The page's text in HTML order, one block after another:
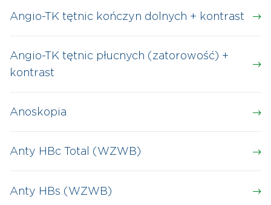
Angio-TK tętnic kończyn dolnych + kontrast
Angio-TK tętnic płucnych (zatorowość) +
kontrast
Anoskopia
Anty HBc Total (WZWB)
Anty HBs (WZWB)